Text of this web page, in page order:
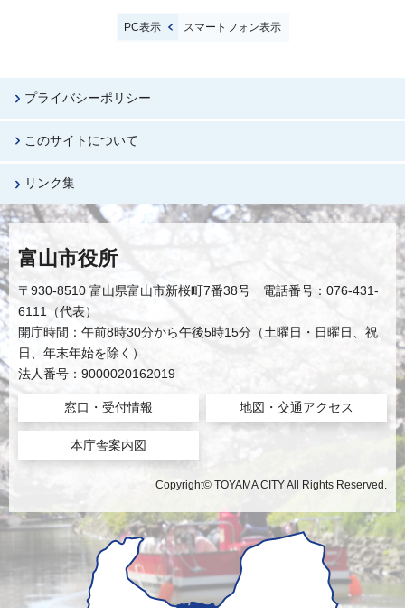
PC表示 スマートフォン表示
プライバシーポリシー
このサイトについて
リンク集
富山市役所
〒930-8510 富山県富山市新桜町7番38号 電話番号：076-431-
6111（代表）
開庁時間：午前8時30分から午後5時15分（土曜日・日曜日、祝
日、年末年始を除く）
法人番号：9000020162019
窓口・受付情報 地図・交通アクセス
本庁舎案内図
Copyright© TOYAMA CITY All Rights Reserved.